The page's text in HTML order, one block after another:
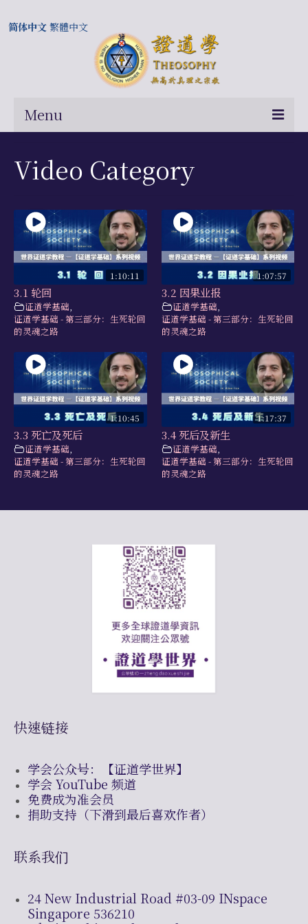
Menu
关于我们
常问问题
总部及历届会长
相关国际网站
伍廷芳与证道学在中国的历史
学习资源
书籍目录
视频资源
文献档案
仅限会员
最新活动
Video Category
1:10:11
3.1 轮回
证道学基础,
证道学基础 - 第三部分：生死轮回
的灵魂之路
1:07:57
3.2 因果业报
证道学基础,
证道学基础 - 第三部分：生死轮回
的灵魂之路
1:10:45
3.3 死亡及死后
证道学基础
证道学基础 - 第三部分：生死轮回
的灵魂之路
1:17:37
3.4 死后及新生
证道学基础
证道学基础 - 第三部分：生死轮回
的灵魂之路
快速链接
学会公众号：【证道学世界】
学会 YouTube 频道
免费成为准会员
捐助支持（下滑到最后喜欢作者）
联系我们
24 New Industrial Road #03-09 INspace
Singapore 536210
简体中文 繁體中文